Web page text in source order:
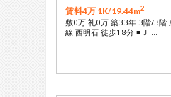
賃料4万 1K/19.44m2
敷0万 礼0万 築33年 3階/3階
線 西明石 徒歩18分 ■Ｊ …